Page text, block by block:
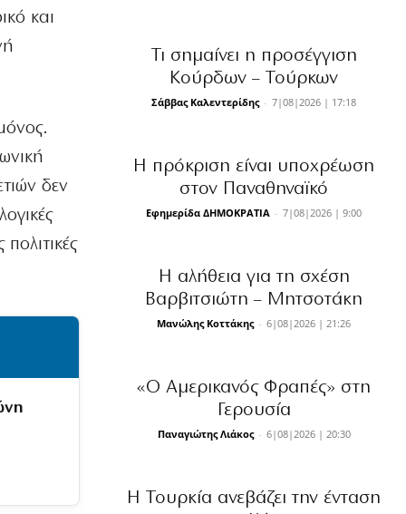
και
δεν
7|08|2026 | 18:20
ΟΙΚΟΝΟΜΙΑ
Επίδομα σίτισης 600 ευρώ για
κατεδαφιστέες 118 κατοικίες
ΕΛΛΑΔΑ
Πολύ υψηλός κίνδυνος πυρκαγιάς σε
Κρήτη και Νησιά του Β.Αιγαίου
Βεβήλωσαν το εκκλησάκι της Σωτήρος
στον Σαρωνικό (φωτό)
7|08|2026 | 17:50
Μακρόν και Μερτς φοβούνται
παρέμβαση Πούτιν στις εκλογές
Τι σημαίνει η προσέγγιση
Κούρδων – Τούρκων
Σάββας Καλεντερίδης - 7|08|2026 | 17:18
Η πρόκριση είναι υποχρέωση
στον Παναθηναϊκό
Εφημερίδα ΔΗΜΟΚΡΑΤΙΑ - 7|08|2026 | 9:00
Η αλήθεια για τη σχέση
Βαρβιτσιώτη – Μητσοτάκη
Μανώλης Κοττάκης - 6|08|2026 | 21:26
«Ο Αμερικανός Φραπές» στη
Γερουσία
Παναγιώτης Λιάκος - 6|08|2026 | 20:30
Η Τουρκία ανεβάζει την ένταση